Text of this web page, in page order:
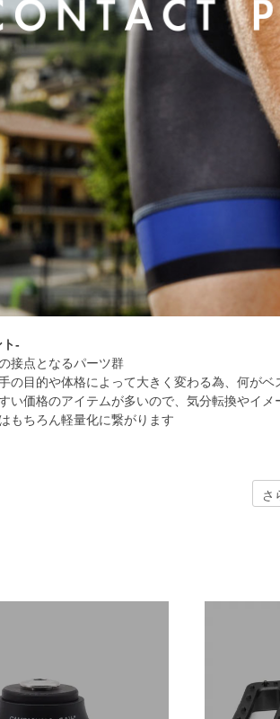
-
接点となるパーツ群
の目的や体格によって大きく変わる為、何がベ
い価格のアイテムが多いので、気分転換やイ
もちろん軽量化に繋がります